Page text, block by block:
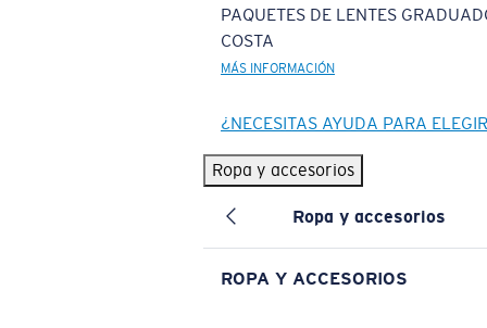
PAQUETES DE LENTES
COSTA
MÁS INFORMACIÓN
¿NECESITAS AYUDA PARA
Ropa y accesorios
Ropa y accesorios
ROPA Y ACCESORIOS